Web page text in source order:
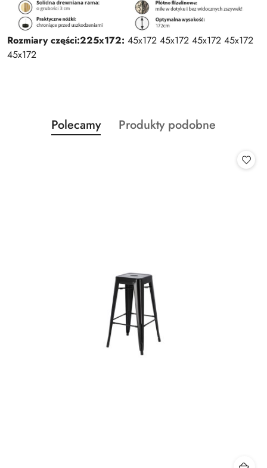
Rozmiary części:225x172: 45x172 45x172 45x172 45x172
45x172
Pomiń karuzelę produktów
Produkty
o
Polecamy
Produkty
Produkty podobne